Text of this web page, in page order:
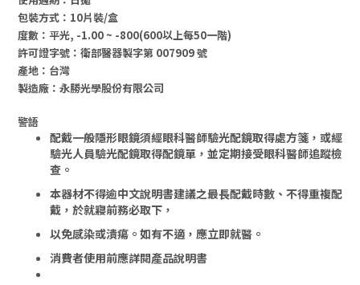
包裝方式：10片裝/盒
度數： 平光, -1.00 ~ -800(600以上每50一階)
許可證字號：衛部醫器製字第 007909 號
產地：台灣
製造廠：永勝光學股份有限公司
警語
配戴一般隱形眼鏡須經眼科醫師驗光配鏡取得處方箋，或經
驗光人員驗光配鏡取得配鏡單，並定期接受眼科醫師追蹤檢
查。
本器材不得逾中文說明書建議之最長配戴時數、不得重複配
戴，於就寢前務必取下，
以免感染或潰瘍。 如有不適，應立即就醫。
消費者使用前應詳閱產品說明書